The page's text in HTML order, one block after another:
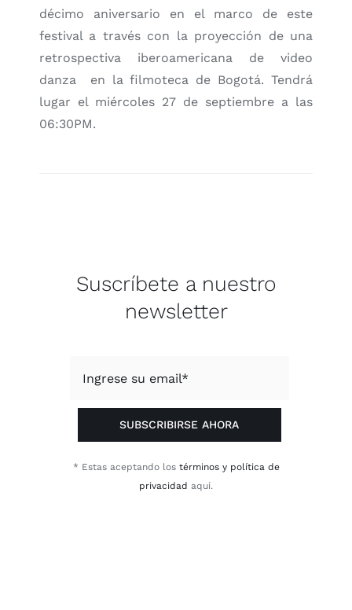
décimo aniversario en el marco de este
festival a través con la proyección de una
retrospectiva iberoamericana de video
danza en la filmoteca de Bogotá. Tendrá
lugar el miércoles 27 de septiembre a las
06:30PM.
Suscríbete a nuestro
newsletter
SUBSCRIBIRSE AHORA
* Estas aceptando los términos y política de
privacidad aquí.